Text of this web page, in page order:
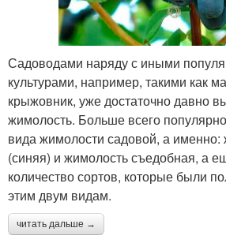
Садоводами наряду с иными
культурами, например, такими как
крыжовник, уже достаточно давно
жимолость. Больше всего
вида жимолости садовой, а именно:
(синяя) и жимолость съедобная, а
количество сортов, которые были
этим двум видам.
читать дальше →